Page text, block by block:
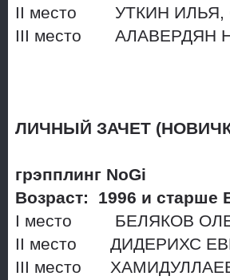
II место УТКИН ИЛЬЯ,
III место АЛАВЕРДЯН
ЛИЧНЫЙ ЗАЧЕТ
грэпплинг NoGi
Возраст: 1996 и
I место БЕЛЯКОВ
II место ДИДЕРИХС
III место ХАМИДУЛЛАЕВ